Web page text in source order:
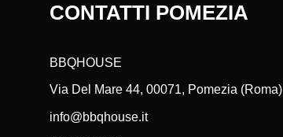
CONTATTI POMEZIA
BBQHOUSE
Via Del Mare 44, 00071, Pomezia (Roma)
info@bbqhouse.it